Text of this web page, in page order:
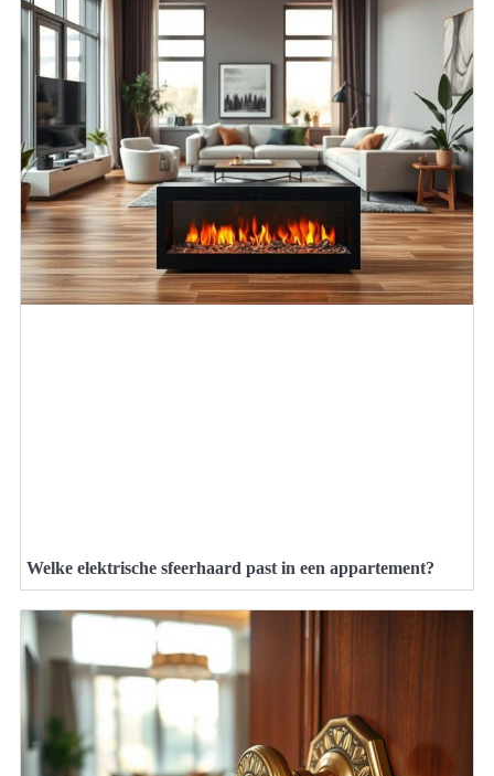
Welke elektrische sfeerhaard past in een appartement?